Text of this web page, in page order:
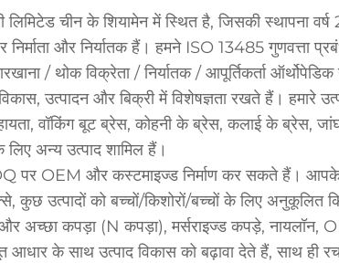
चीन के शियामेन में स्थित है, जिसकी स्थापना
और निर्यातक हैं। हमने ISO 13485 गुणवत्ता
/ थोक विक्रेता / निर्यातक / आपूर्तिकर्ता
उत्पादन और बिक्री में विशेषज्ञता रखते हैं। हमारे
वॉकिंग बूट ब्रेस, कोहनी के ब्रेस, कलाई के ब्रेस,
अन्य उत्पाद शामिल हैं।
पर OEM और कस्टमाइज्ड निर्माण कर सकते हैं। आपके
कुछ उत्पादों को बच्चों/किशोरों/बच्चों के लिए अनुकूलित
अच्छा कपड़ा (N कपड़ा), मर्सराइज्ड कपड़े, नायलॉन,
के साथ उत्पाद विकास को बढ़ावा देते हैं, साथ ही